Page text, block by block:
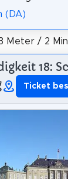
(DA)
Meter / 2
18:
Ticket